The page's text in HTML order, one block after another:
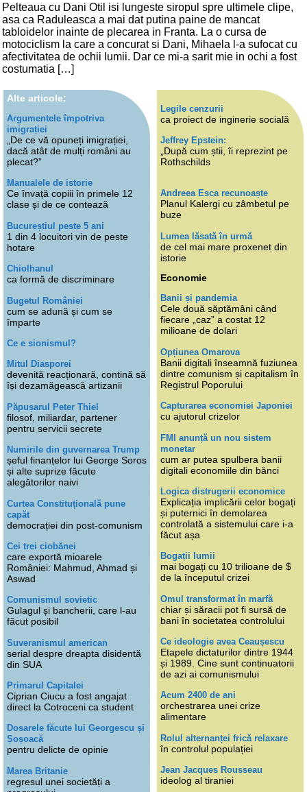
Pelteaua cu Dani Otil isi lungeste siropul spre ultimele clipe,
asa ca Raduleasca a mai dat putina paine de mancat
tabloidelor inainte de plecarea in Franta. La o cursa de
motociclism la care a concurat si Dani, Mihaela l-a sufocat cu
afectivitatea de ochii lumii. Dar ce mi-a sarit mie in ochi a fost
costumatia […]
Alte articole:
Argumentele împotriva
imigrației
„De ce vă opuneți imigrației,
dacă atât de mulți români au
plecat?”
Manualele de istorie
Ce învață copiii în primele 12
clase și de ce contează
Bucureștiul peste 5 ani
1 din 4 locuitori vin de peste
hotare
Chiolhanul
ca formă de discriminare
Bugetul României
cum se adună și cum se
împarte
Ce e sionismul?
Mitul Diasporei
devenită reacționară, contină să
își dezamăgească artizanii
Păpușarul Peter Thiel
filosof, miliardar, partener
pentru servicii secrete
Numirile din guvernarea Trump
șeful finanțelor lui George Soros
și alte suprize făcute
alegătorilor naivi
Curtea Constituțională pune
capăt
democrației din post-comunism
Cei trei ciobănei
care exportă mioarele
României: Mahmud, Ahmad și
Aswad
Comunismul sovietic
Gulagul și bancherii, care l-au
făcut posibil
Suveranismul american
serial despre dreapta disidentă
din SUA
Primarul Capitalei
Ciprian Ciucu a fost angajat
direct la Cotroceni ca student
Dosarele făcute lui Georgescu și
Șoșoacă
pentru delicte de opinie
Marea Britanie
regresul unei societăți a
Legile cenzurii
ca proiect de inginerie socială
Jeffrey Epstein:
„După cum știi, îi reprezint pe
Rothschilds
Andreea Esca recunoaște
Planul Kalergi cu zâmbetul pe
buze
Lumea lăsată în urmă
de cel mai mare proxenet din
istorie
Economie
Banii și pandemia
Cele două săptămâni când
fiecare „caz” a costat 12
milioane de dolari
Opțiunea Omarova
Banii digitali înseamnă fuziunea
dintre comunism și capitalism în
Registrul Poporului
Capturarea economiei Japoniei
cu ajutorul crizelor
FMI anunță un nou sistem
monetar
cum ar putea spulbera banii
digitali economiile din bănci
Logica distrugerii economice
Explicația implicării celor bogați
și puternici în demolarea
controlată a sistemului care i-a
făcut așa
Bogații lumii
mai bogați cu 10 trilioane de $
de la începutul crizei
Omul transformat în marfă
chiar și săracii pot fi sursă de
bani în societatea controlului
Ce ideologie avea Ceaușescu
Etapele dictaturilor dintre 1944
și 1989. Cine sunt continuatorii
de azi ai comunismului
Acum 2400 de ani
orchestrarea unei crize
alimentare
Rolul alternanței frică relaxare
în controlul populației
Jean Jacques Rousseau
ideolog al tiraniei